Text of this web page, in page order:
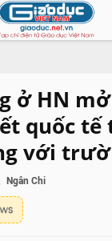
ở HN
quốc tế
với
Ngân Chi